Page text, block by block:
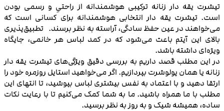
تیشرت یقه دار زنانه ترکیبی هوشمندانه از راحتیِ و رسمی بودن
است. تیشرت یقه دار انتخابی هوشمندانه برای کسانی است که
می‌خواهند در عین حفظ سادگی، آراسته به نظر برسند. تطبیق‌پذیری
بالای این آیتم باعث می‌شود که در کمد لباس هر خانمی، جایگاه
ویژه‌ای داشته باشد.
در این مطلب قصد داریم به بررسی دقیق ویژگی‌های تیشرت یقه دار
زنانه یا همان پولوشرت بپردازیم. اگر می‌خواهید استایل روزمره خود را
ارتقا دهید و با اعتماد به‌ نفس بیشتری لباس بپوشید، تا انتهای این
مطلب با ما همراه باشید. ما به شما کمک می‌کنیم تا با رعایت نکات
ساده، همیشه شیک و به‌ روز به نظر برسید.